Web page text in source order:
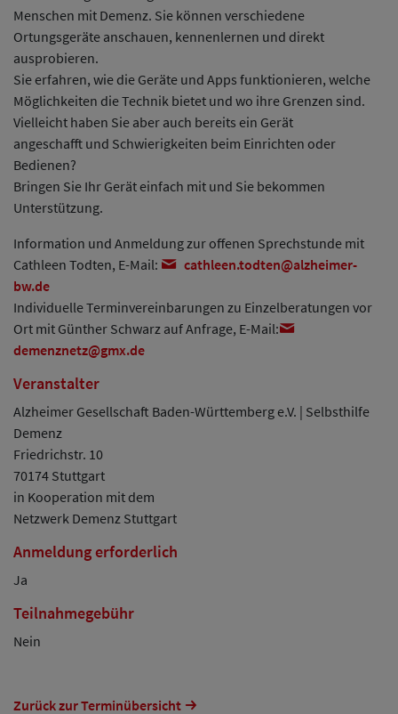
Menschen mit Demenz. Sie können verschiedene
Ortungsgeräte anschauen, kennenlernen und direkt
ausprobieren.
Sie erfahren, wie die Geräte und Apps funktionieren, welche
Möglichkeiten die Technik bietet und wo ihre Grenzen sind.
Vielleicht haben Sie aber auch bereits ein Gerät
angeschafft und Schwierigkeiten beim Einrichten oder
Bedienen?
Bringen Sie Ihr Gerät einfach mit und Sie bekommen
Unterstützung.
Information und Anmeldung zur offenen Sprechstunde mit
Cathleen Todten, E-Mail:
cathleen.todten
alzheimer-
bw de
Individuelle Terminvereinbarungen zu Einzelberatungen vor
Ort mit Günther Schwarz auf Anfrage, E-Mail:
demenznetz
gmx de
Veranstalter
Alzheimer Gesellschaft Baden-Württemberg e.V. | Selbsthilfe
Demenz
Friedrichstr. 10
70174 Stuttgart
in Kooperation mit dem
Netzwerk Demenz Stuttgart
Anmeldung erforderlich
Ja
Teilnahmegebühr
Nein
Zurück zur Terminübersicht